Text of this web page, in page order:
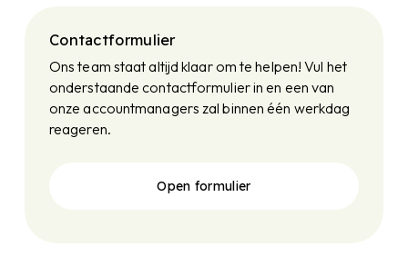
Contactformulier
Ons team staat altijd klaar om te helpen! Vul het
onderstaande contactformulier in en een van
onze accountmanagers zal binnen één werkdag
reageren.
Open formulier